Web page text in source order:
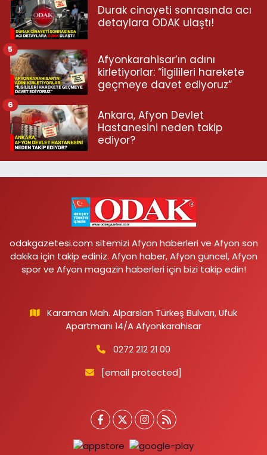
Durak cinayeti sonrasında acı
detaylara ODAK ulaştı!
Afyonkarahisar’ın adını
kirletiyorlar: “İlgilileri harekete
geçmeye davet ediyoruz”
5
Ankara, Afyon Devlet
Hastanesini neden takip
ediyor?
6
odakgazetesi.com sitemizi Afyon haberleri ve Afyon son
dakika için takip ediniz. Afyon haber, Afyon güncel, Afyon
spor ve Afyon magazin haberleri için bizi takip edin!
Karaman Mah. Alparslan Türkeş Bulvarı, Ufuk
Apartmanı 14/A Afyonkarahisar
0272 212 21 00
[email protected]